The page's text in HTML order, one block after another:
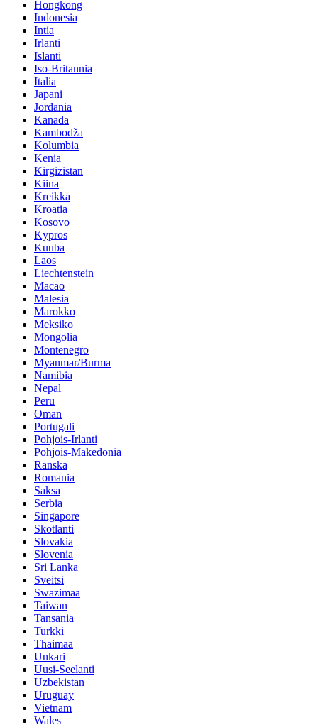
Hongkong
Indonesia
Intia
Irlanti
Islanti
Iso-Britannia
Italia
Japani
Jordania
Kanada
Kambodža
Kolumbia
Kenia
Kirgizistan
Kiina
Kreikka
Kroatia
Kosovo
Kypros
Kuuba
Laos
Liechtenstein
Macao
Malesia
Marokko
Meksiko
Mongolia
Montenegro
Myanmar/Burma
Namibia
Nepal
Peru
Oman
Portugali
Pohjois-Irlanti
Pohjois-Makedonia
Ranska
Romania
Saksa
Serbia
Singapore
Skotlanti
Slovakia
Slovenia
Sri Lanka
Sveitsi
Swazimaa
Taiwan
Tansania
Turkki
Thaimaa
Unkari
Uusi-Seelanti
Uzbekistan
Uruguay
Vietnam
Wales